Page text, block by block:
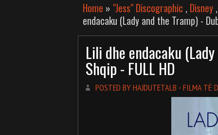
Home » "Jess" Discographic , Disney
endacaku (Lady and the Tramp) -
Lili dhe endacaku
Shqip - FULL HD
POSTED BY HAJDUTETALB - FILMA TË